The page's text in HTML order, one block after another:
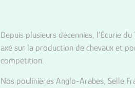
Depuis plusieurs décennies, l’Écurie
axé sur la production de chevaux et
compétition.
Nos poulinières Anglo-Arabes, Selle